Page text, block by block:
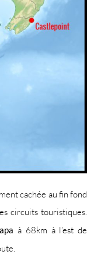
cachée au fin fond
circuits touristiques.
à 68km à l’est de